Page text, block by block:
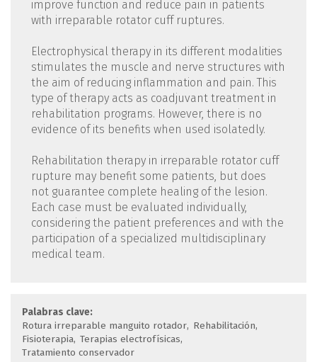
improve function and reduce pain in patients
with irreparable rotator cuff ruptures.
Electrophysical therapy in its different modalities
stimulates the muscle and nerve structures with
the aim of reducing inflammation and pain. This
type of therapy acts as coadjuvant treatment in
rehabilitation programs. However, there is no
evidence of its benefits when used isolatedly.
Rehabilitation therapy in irreparable rotator cuff
rupture may benefit some patients, but does
not guarantee complete healing of the lesion.
Each case must be evaluated individually,
considering the patient preferences and with the
participation of a specialized multidisciplinary
medical team.
Palabras clave:
Rotura irreparable manguito rotador Rehabilitación
Fisioterapia Terapias electrofísicas
Tratamiento conservador